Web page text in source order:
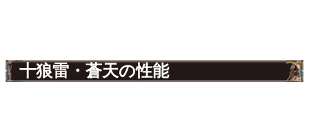
十狼雷・蒼天の性能